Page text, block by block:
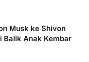
Musk ke Shivon
Balik Anak Kembar